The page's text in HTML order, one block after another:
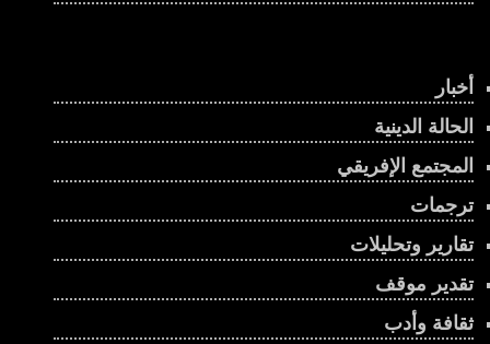
أخبار
الحالة الدينية
المجتمع الإفريقي
ترجمات
تقارير وتحليلات
تقدير موقف
ثقافة وأدب